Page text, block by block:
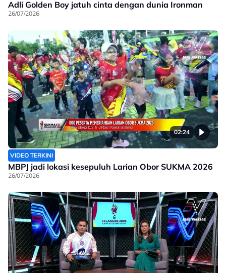
Adli Golden Boy jatuh cinta dengan dunia Ironman
26/07/2026
02:24
VIDEO TERKINI
MBPJ jadi lokasi kesepuluh Larian Obor SUKMA 2026
26/07/2026